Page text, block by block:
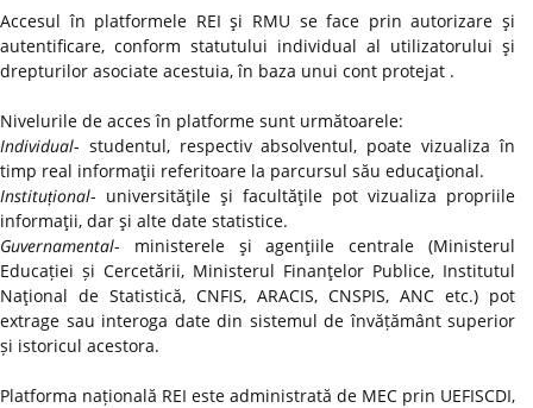
Accesul în platformele REI şi RMU se face prin autorizare şi
autentificare, conform statutului individual al utilizatorului şi
drepturilor asociate acestuia, în baza unui cont protejat .
Nivelurile de acces în platforme sunt următoarele:
Individual- studentul, respectiv absolventul, poate vizualiza în
timp real informaţii referitoare la parcursul său educaţional.
Instituțional- universităţile şi facultăţile pot vizualiza propriile
informaţii, dar şi alte date statistice.
Guvernamental- ministerele şi agenţiile centrale (Ministerul
Educației și Cercetării, Ministerul Finanţelor Publice, Institutul
Naţional de Statistică, CNFIS, ARACIS, CNSPIS, ANC etc.) pot
extrage sau interoga date din sistemul de învățământ superior
și istoricul acestora.
Platforma națională REI este administrată de MEC prin UEFISCDI,